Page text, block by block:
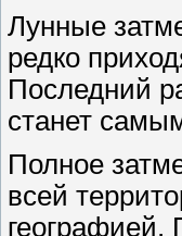
Лунные
редко
Последний
станет
Полное
всей
географией.